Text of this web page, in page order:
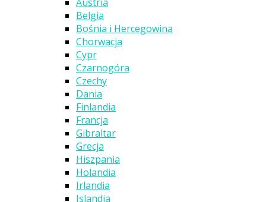
Belgia
Bośnia i Hercegowina
Chorwacja
Cypr
Czarnogóra
Czechy
Dania
Finlandia
Francja
Gibraltar
Grecja
Hiszpania
Holandia
Irlandia
Islandia